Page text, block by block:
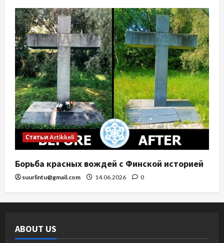
Статьи Artikkeli
Борьба красных вождей с Финской историей
suurlintu@gmail.com 14.06.2026 0
ABOUT US